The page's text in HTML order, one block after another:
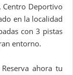
Centro Deportivo
en la localidad
con 3 pistas
entorno.
ahora tu